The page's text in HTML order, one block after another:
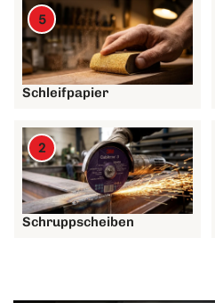
Schleifpapier
5
Schruppscheiben
2